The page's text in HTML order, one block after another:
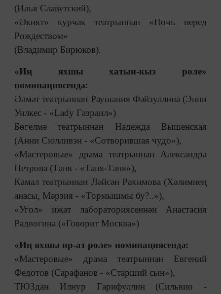
(Илья Славутский),
«Әкият» курчак театрыннан «Ночь перед
Рождеством»
(Владимир Бирюков).
«Иң яхшы хатын-кыз роле»
номинациясендә:
Әлмәт театрыннан Раушания Фәйзуллина (Энни
Уилкес - «Lady Газраил»)
Бөгелмә театрыннан Надежда Вышенская
(Анни Сюлливэн - «Сотворившая чудо»),
«Мастеровые» драма театрыннан Александра
Петрова (Таня - «Таня-Таня»),
Камал театрыннан Ләйсән Рәхимова (Хәлимнең
анасы, Мәрзия - «Тормышмы бу?..»),
«Угол» иҗат лабораториясеннән Анастасия
Радвогина («Говорит Москва»)
«Иң яхшы ир-ат роле» номинациясендә:
«Мастеровые» драма театрыннан Евгений
Федотов (Сарафанов - «Старший сын»),
ТЮЗдан Илнур Гарифуллин (Сильвио -